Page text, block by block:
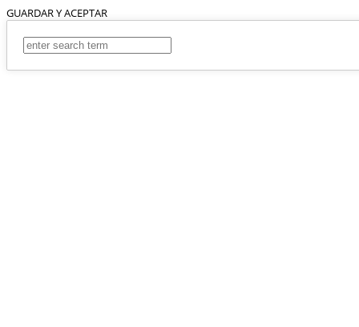
GUARDAR Y ACEPTAR